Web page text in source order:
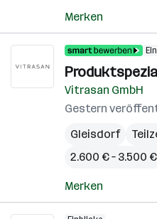
Merken
Vitrasan GmbH
Gestern
Gleisdorf
2.600 € – 3.500
Merken